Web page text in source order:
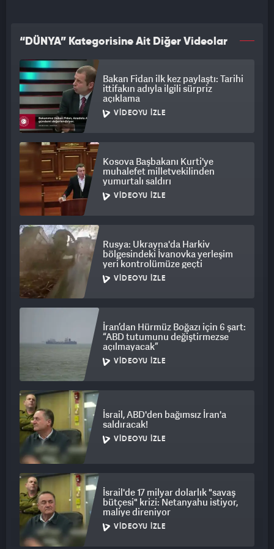
“DÜNYA” Kategorisine Ait Diğer Videolar
Bakan Fidan ilk kez paylaştı: Tarihi
ittifakın adıyla ilgili sürpriz
açıklama
VIDEOYU İZLE
Kosova Başbakanı Kurti'ye
muhalefet milletvekilinden
yumurtalı saldırı
VIDEOYU İZLE
Rusya: Ukrayna'da Harkiv
bölgesindeki İvanovka yerleşim
yeri kontrolümüze geçti
VIDEOYU İZLE
İran’dan Hürmüz Boğazı için 6 şart:
“ABD tutumunu değiştirmezse
açılmayacak”
VIDEOYU İZLE
İsrail, ABD'den bağımsız İran'a
saldıracak!
VIDEOYU İZLE
İsrail'de 17 milyar dolarlık "savaş
bütçesi" krizi: Netanyahu istiyor,
maliye direniyor
VIDEOYU İZLE